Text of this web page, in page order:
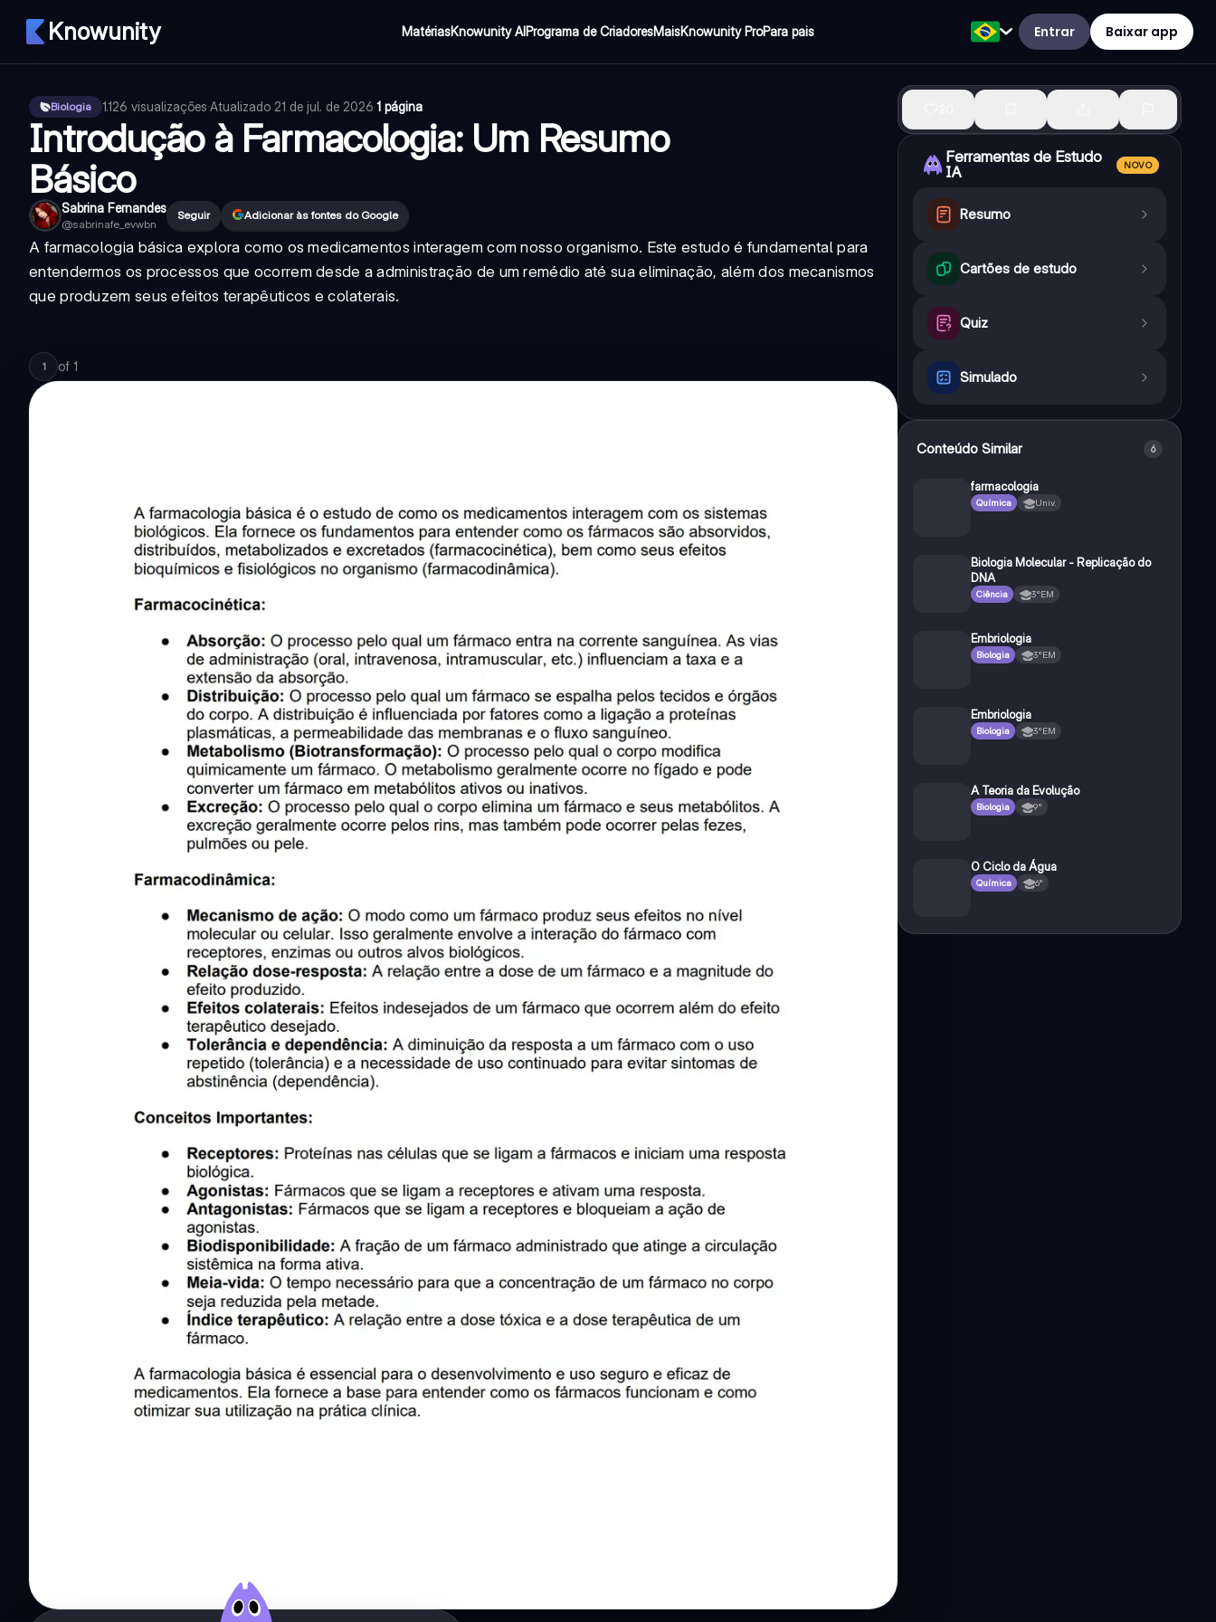
Knowunity MatériasKnowunity AIPrograma de CriadoresMaisKnowunity ProPara pais Entrar Baixar app
Biologia 1.126 visualizações·Atualizado 21 de jul. de 2026·1 página
Introdução à Farmacologia: Um Resumo
Básico
Sabrina Fernandes
@sabrinafe_evwbn
Seguir Adicionar às fontes do Google
A farmacologia básica explora como os medicamentos interagem com nosso organismo. Este estudo é fundamental para
entendermos os processos que ocorrem desde a administração de um remédio até sua eliminação, além dos mecanismos
que produzem seus efeitos terapêuticos e colaterais.
1 of 1
Ferramentas de Estudo
IA
NOVO
Resumo
Cartões de estudo
Quiz
Simulado
Conteúdo Similar 6
farmacologia
Química Univ.
Biologia Molecular - Replicação do
DNA
Ciência 3°EM
Embriologia
Biologia 3°EM
Embriologia
Biologia 3°EM
A Teoria da Evolução
Biologia 9°
O Ciclo da Água
Química 6°